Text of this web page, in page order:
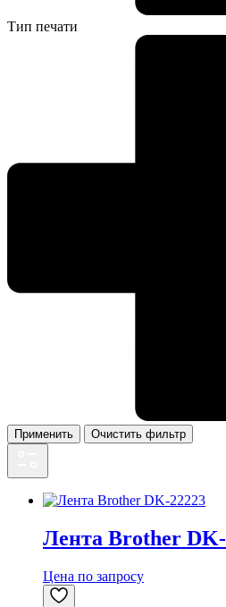
Тип печати
Применить Очистить фильтр
Лента Brother DK-
Цена по запросу